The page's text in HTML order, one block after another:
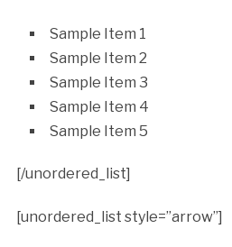
Sample Item 1
Sample Item 2
Sample Item 3
Sample Item 4
Sample Item 5
[/unordered_list]
[unordered_list style=”arrow”]